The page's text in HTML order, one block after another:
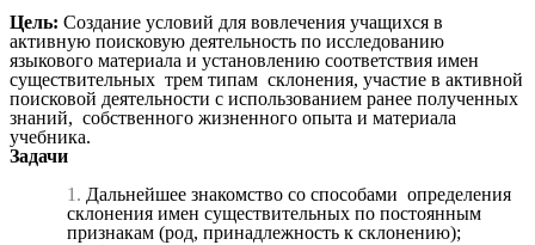
Цель: Создание условий для вовлечения учащихся в
активную поисковую деятельность по исследованию
языкового материала и установлению соответствия имен
существительных трем типам склонения, участие в активной
поисковой деятельности с использованием ранее полученных
знаний, собственного жизненного опыта и материала
учебника.
Задачи
Дальнейшее знакомство со способами определения
склонения имен существительных по постоянным
признакам (род, принадлежность к склонению);